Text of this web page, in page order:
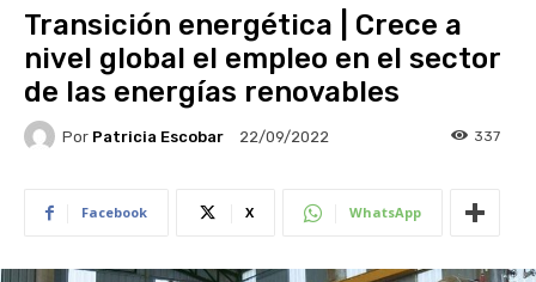
Transición energética | Crece a
nivel global el empleo en el sector
de las energías renovables
Por Patricia Escobar 22/09/2022 337
Facebook X WhatsApp